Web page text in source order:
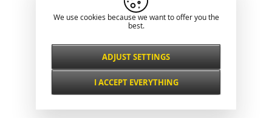
We use cookies because we want to offer you the
best.
Necessarily
ALWAYS ACTIVE
Functional and
ADJUST SETTINGS
I ACCEPT EVERYTHING